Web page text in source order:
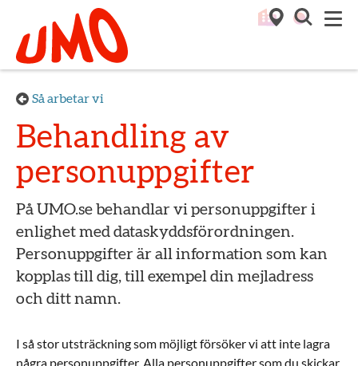
Till startsidan för Umo
Så arbetar vi
Behandling av
personuppgifter
På UMO.se behandlar vi personuppgifter i
enlighet med dataskyddsförordningen.
Personuppgifter är all information som kan
kopplas till dig, till exempel din mejladress
och ditt namn.
I så stor utsträckning som möjligt försöker vi att inte lagra
några personuppgifter. Alla personuppgifter som du skickar